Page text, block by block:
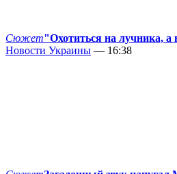
Сюжет"Охотиться на лучника, а
Новости Украины — 16:38